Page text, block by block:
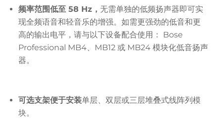
频率范围低至 58 Hz， 无需单独的低频扬声器即可实
现全频语音和轻音乐的增强。如需更强劲的低音和更
高的输出电平，请与以下设备配合使用： Bose
Professional MB4、MB12 或 MB24 模块化低音扬声
器。
可选支架便于安装单层、双层或三层堆叠式线阵列模
块。